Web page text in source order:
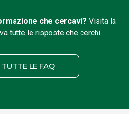
che cercavi? Visita la
tutte le risposte che cerchi.
TUTTE LE FAQ